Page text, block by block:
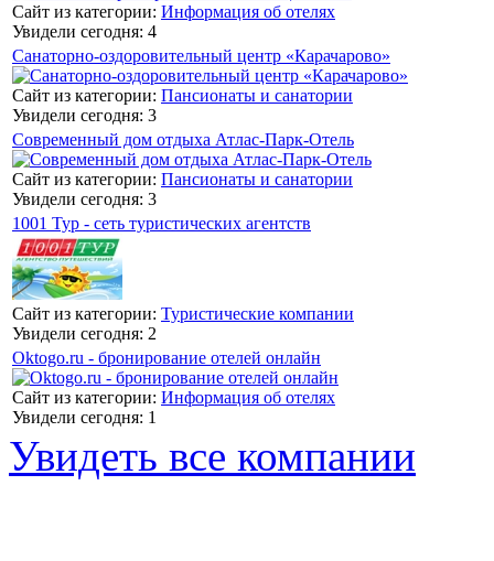
Сайт из категории: Информация об отелях
Увидели сегодня: 4
Санаторно-оздоровительный центр «Карачарово»
Сайт из категории: Пансионаты и санатории
Увидели сегодня: 3
Современный дом отдыха Атлас-Парк-Отель
Сайт из категории: Пансионаты и санатории
Увидели сегодня: 3
1001 Тур - сеть туристических агентств
Сайт из категории: Туристические компании
Увидели сегодня: 2
Oktogo.ru - бронирование отелей онлайн
Сайт из категории: Информация об отелях
Увидели сегодня: 1
Увидеть все компании